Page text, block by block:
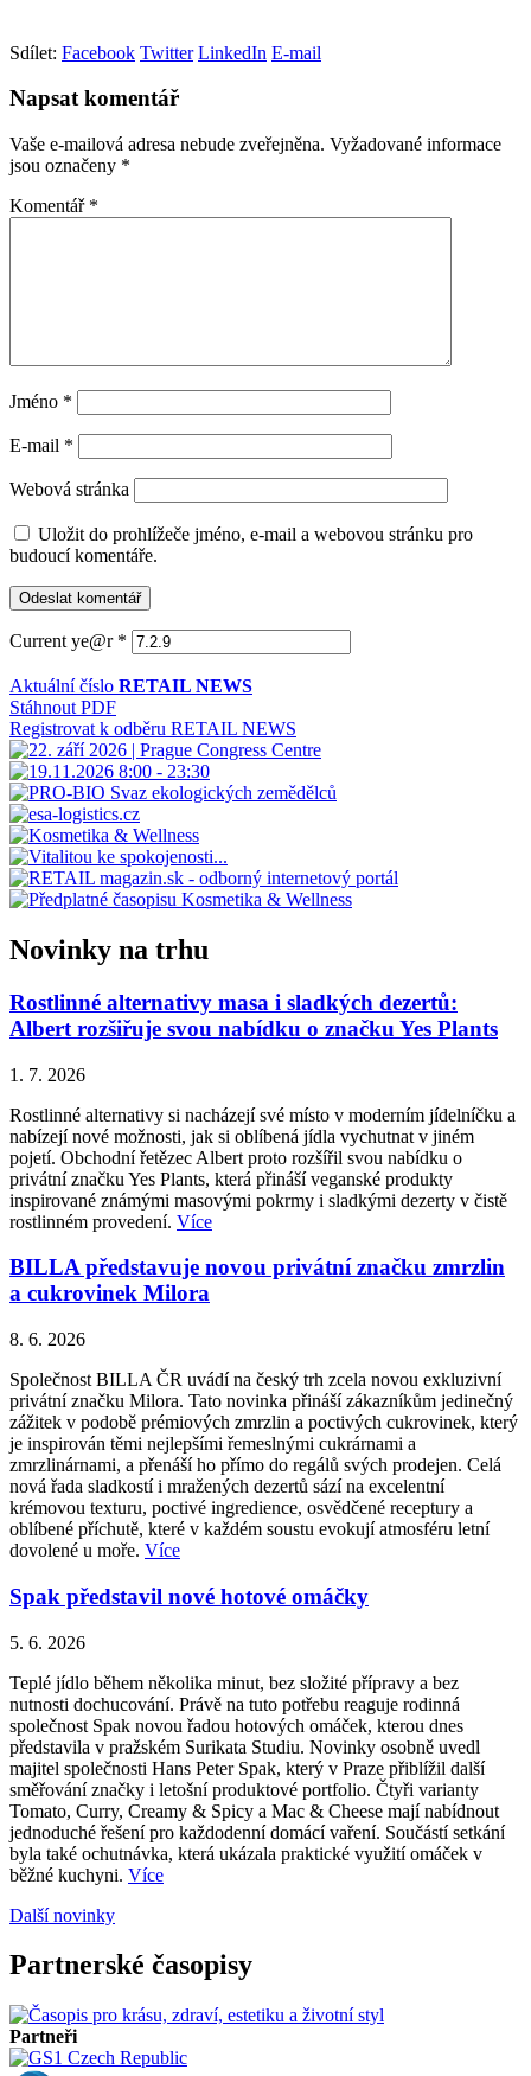
Sdílet: Facebook Twitter LinkedIn E-mail
Napsat komentář
Vaše e-mailová adresa nebude zveřejněna. Vyžadované informace
jsou označeny *
Komentář *
Jméno *
E-mail *
Webová stránka
Uložit do prohlížeče jméno, e-mail a webovou stránku pro
budoucí komentáře.
Current ye@r *
Aktuální číslo RETAIL NEWS
Stáhnout PDF
Registrovat k odběru RETAIL NEWS
Novinky na trhu
Rostlinné alternativy masa i sladkých dezertů:
Albert rozšiřuje svou nabídku o značku Yes Plants
1. 7. 2026
Rostlinné alternativy si nacházejí své místo v moderním jídelníčku a
nabízejí nové možnosti, jak si oblíbená jídla vychutnat v jiném
pojetí. Obchodní řetězec Albert proto rozšířil svou nabídku o
privátní značku Yes Plants, která přináší veganské produkty
inspirované známými masovými pokrmy i sladkými dezerty v čistě
rostlinném provedení. Více
BILLA představuje novou privátní značku zmrzlin
a cukrovinek Milora
8. 6. 2026
Společnost BILLA ČR uvádí na český trh zcela novou exkluzivní
privátní značku Milora. Tato novinka přináší zákazníkům jedinečný
zážitek v podobě prémiových zmrzlin a poctivých cukrovinek, který
je inspirován těmi nejlepšími řemeslnými cukrárnami a
zmrzlinárnami, a přenáší ho přímo do regálů svých prodejen. Celá
nová řada sladkostí i mražených dezertů sází na excelentní
krémovou texturu, poctivé ingredience, osvědčené receptury a
oblíbené příchutě, které v každém soustu evokují atmosféru letní
dovolené u moře. Více
Spak představil nové hotové omáčky
5. 6. 2026
Teplé jídlo během několika minut, bez složité přípravy a bez
nutnosti dochucování. Právě na tuto potřebu reaguje rodinná
společnost Spak novou řadou hotových omáček, kterou dnes
představila v pražském Surikata Studiu. Novinky osobně uvedl
majitel společnosti Hans Peter Spak, který v Praze přiblížil další
směřování značky i letošní produktové portfolio. Čtyři varianty
Tomato, Curry, Creamy & Spicy a Mac & Cheese mají nabídnout
jednoduché řešení pro každodenní domácí vaření. Součástí setkání
byla také ochutnávka, která ukázala praktické využití omáček v
běžné kuchyni. Více
Další novinky
Partnerské časopisy
Partneři